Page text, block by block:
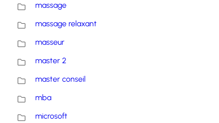
massage
massage relaxant
masseur
master 2
master conseil
mba
microsoft